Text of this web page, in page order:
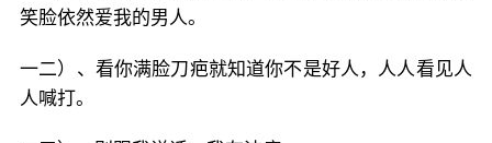
笑脸依然爱我的男人。
一二）、看你满脸刀疤就知道你不是好人，人人看见人
人喊打。